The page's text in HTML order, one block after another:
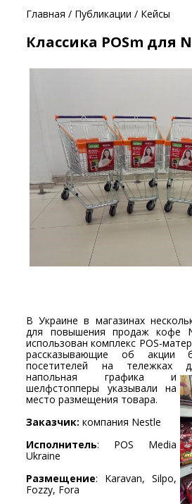
Главная / Публикации / Кейсы
Классика POSm для
В Украине в магазинах
для повышения продаж кофе
использован комплекс POS-
рассказывающие об акции
посетителей на тележках
напольная графика и
шелфстопперы указывали на
место размещения товара.
Заказчик: компания Nestle
Исполнитель: POS Media
Ukraine
Размещение: Karavan, Silpo,
Fozzy, Fora